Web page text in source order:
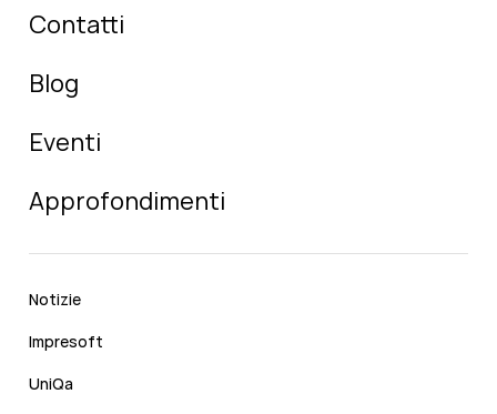
Contatti
Blog
Eventi
Approfondimenti
Notizie
Impresoft
UniQa